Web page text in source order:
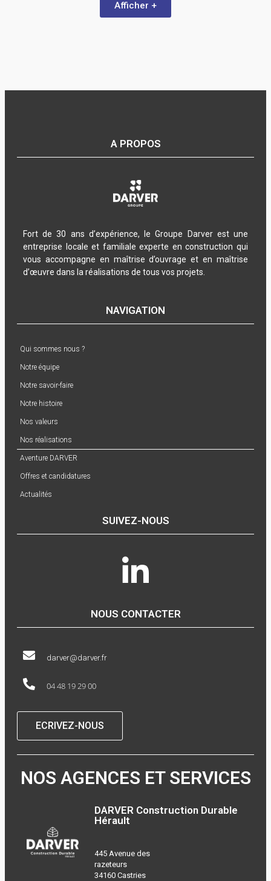
Afficher +
A PROPOS
Fort de 30 ans d’expérience, le Groupe Darver est une
entreprise locale et familiale experte en construction qui
vous accompagne en maîtrise d’ouvrage et en maîtrise
d’œuvre dans la réalisations de tous vos projets.
NAVIGATION
Qui sommes nous ?
Notre équipe
Notre savoir-faire
Notre histoire
Nos valeurs
Nos réalisations
Aventure DARVER
Offres et candidatures
Actualités
SUIVEZ-NOUS
NOUS CONTACTER
darver@darver.fr
04 48 19 29 00
ECRIVEZ-NOUS
NOS AGENCES ET SERVICES
DARVER Construction Durable
Hérault
445 Avenue des
razeteurs
34160 Castries